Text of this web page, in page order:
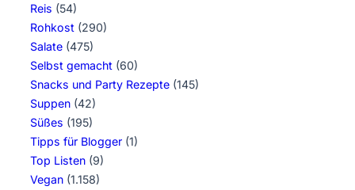
Reis (54)
Rohkost (290)
Salate (475)
Selbst gemacht (60)
Snacks und Party Rezepte (145)
Suppen (42)
Süßes (195)
Tipps für Blogger (1)
Top Listen (9)
Vegan (1.158)